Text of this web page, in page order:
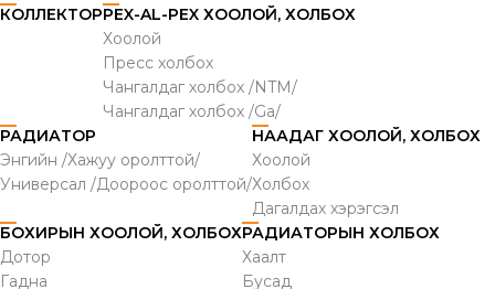
КОЛЛЕКТОРPEX-AL-PEX ХООЛОЙ, ХОЛБОХ
Хоолой
Пресс холбох
Чангалдаг холбох /NTM/
Чангалдаг холбох /Ga/
РАДИАТОР
Энгийн /Хажуу оролттой/
Универсал /Доороос оролттой/
НААДАГ ХООЛОЙ, ХОЛБОХ
Хоолой
Холбох
Дагалдах хэрэгсэл
БОХИРЫН ХООЛОЙ, ХОЛБОХ
Дотор
Гадна
РАДИАТОРЫН ХОЛБОХ
Хаалт
Бусад